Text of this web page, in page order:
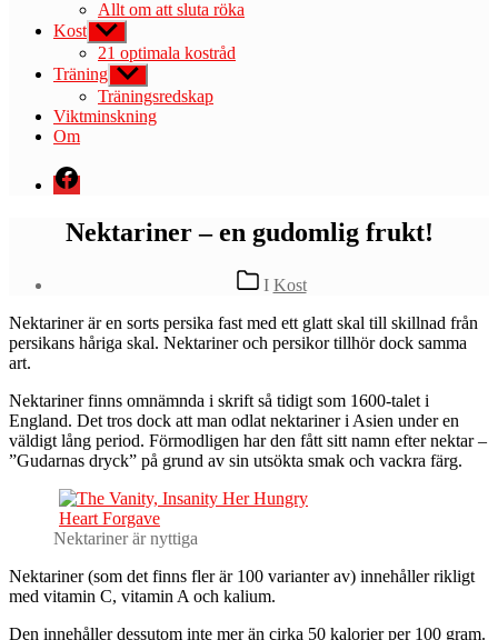
Allt om att sluta röka
Kost Visa
undermeny
21 optimala kostråd
Träning Visa
undermeny
Träningsredskap
Viktminskning
Om
Menyval
Nektariner – en gudomlig frukt!
Kategorier
I Kost
Nektariner är en sorts persika fast med ett glatt skal till skillnad från
persikans håriga skal. Nektariner och persikor tillhör dock samma
art.
Nektariner finns omnämnda i skrift så tidigt som 1600-talet i
England. Det tros dock att man odlat nektariner i Asien under en
väldigt lång period. Förmodligen har den fått sitt namn efter nektar –
”Gudarnas dryck” på grund av sin utsökta smak och vackra färg.
Nektariner är nyttiga
Nektariner (som det finns fler är 100 varianter av) innehåller rikligt
med vitamin C, vitamin A och kalium.
Den innehåller dessutom inte mer än cirka 50 kalorier per 100 gram.